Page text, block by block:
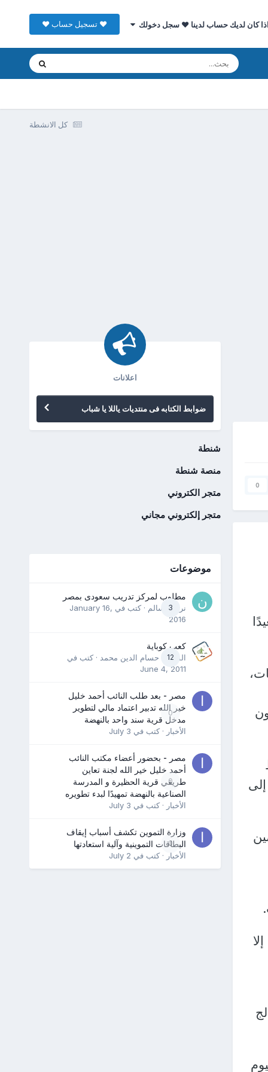
اذا كان لديك حساب لدينا ♥ سجل دخولك ♥ تسجيل حساب ♥
كل الانشطة
0
اعلانات
ضوابط الكتابه فى منتديات ياللا يا شباب
شنطة
منصة شنطة
متجر الكتروني
متجر إلكتروني مجاني
موضوعات
3
مطلوب لمركز تدريب سعودى بمصر
نرمين سالم · كتب في January 16,
2016
12
كعب كوباية
المدرب حسام الدين محمد · كتب في
June 4, 2011
0
مصر - بعد طلب النائب أحمد خليل
خير الله تدبير اعتماد مالي لتطوير
مدخل قرية سند واحد بالنهضة
الأخبار · كتب في July 3
0
مصر - بحضور أعضاء مكتب النائب
أحمد خليل خير الله لجنة تعاين
طريقي قرية الحظيرة و المدرسة
الصناعية بالنهضة تمهيدًا لبدء تطويره
الأخبار · كتب في July 3
0
وزارة التموين تكشف أسباب إيقاف
البطاقات التموينية وآلية استعادتها
الأخبار · كتب في July 2